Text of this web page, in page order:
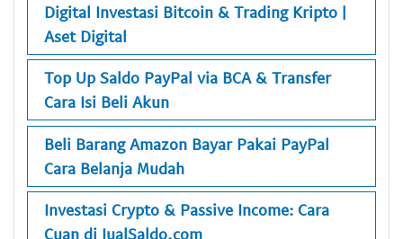
Digital Investasi Bitcoin & Trading Kripto |
Aset Digital
Top Up Saldo PayPal via BCA & Transfer
Cara Isi Beli Akun
Beli Barang Amazon Bayar Pakai PayPal
Cara Belanja Mudah
Investasi Crypto & Passive Income: Cara
Cuan di JualSaldo.com